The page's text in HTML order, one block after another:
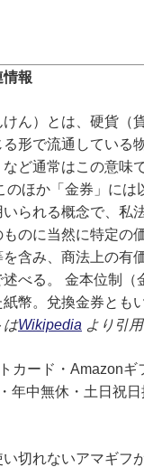
情報
ん）とは、硬貨（
形で流通している
ど通常はこの意味
のほか「金券」には
いられる概念で、私
ものに当然に特定の
を含み、商法上の有
述べる。 金本位制
幣。兌換金券ともい
はWikipedia より引
カード・Amazon
年中無休・土日祝
い切れないアマギフ